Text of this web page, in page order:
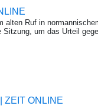
Ruf in
um das Urteil
ZEIT ONLINE